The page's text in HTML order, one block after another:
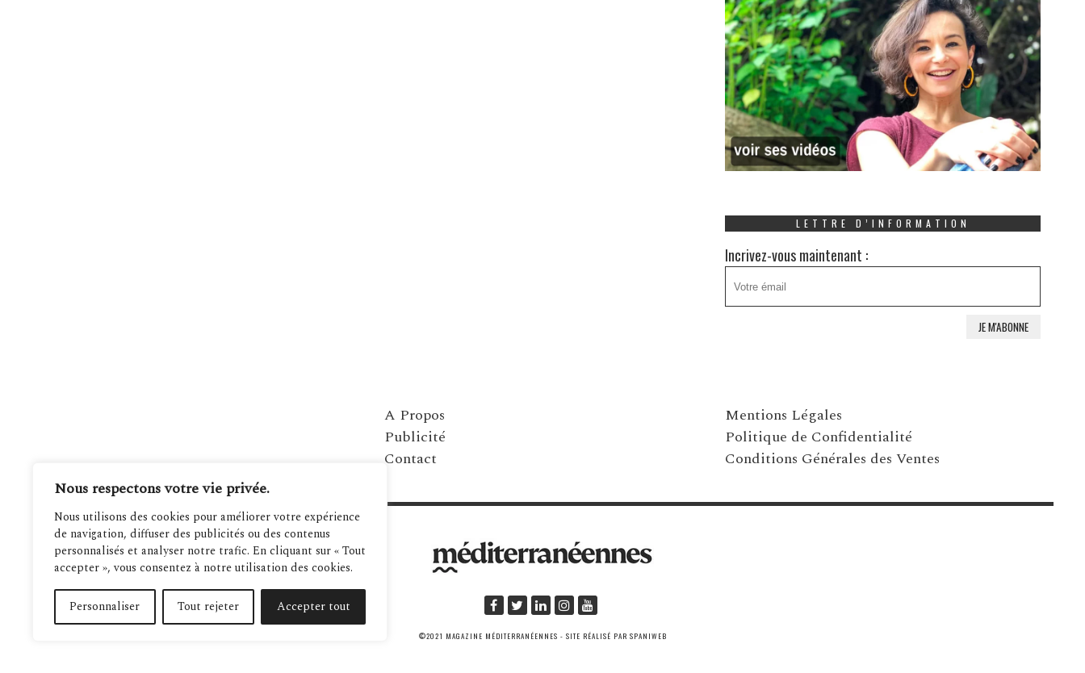
Nous respectons votre vie privée.
Nous utilisons des cookies pour améliorer votre expérience
de navigation, diffuser des publicités ou des contenus
personnalisés et analyser notre trafic. En cliquant sur « Tout
accepter », vous consentez à notre utilisation des cookies.
Personnaliser Tout rejeter Accepter tout
LETTRE D’INFORMATION
Incrivez-vous maintenant :
A Propos
Publicité
Contact
Mentions Légales
Politique de Confidentialité
Conditions Générales des Ventes
©2021 MAGAZINE MÉDITERRANÉENNES - SITE RÉALISÉ PAR SPANIWEB